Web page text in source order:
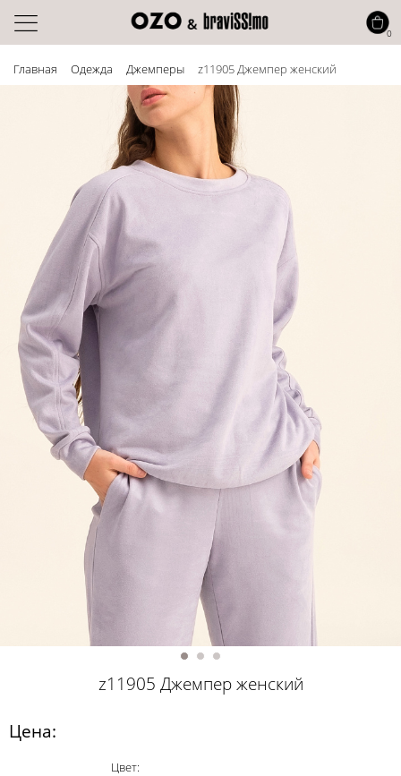
Главная Одежда Джемперы z11905 Джемпер женский
z11905 Джемпер женский
Цена:
Цвет:
0